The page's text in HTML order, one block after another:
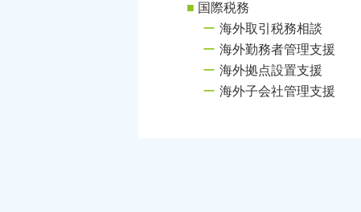
国際税務
海外取引税務相談
海外勤務者管理支援
海外拠点設置支援
海外子会社管理支援